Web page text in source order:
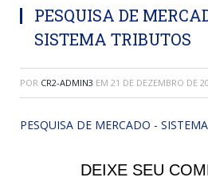
PESQUISA DE
SISTEMA TRIBUTOS
POR CR2-ADMIN3 EM 21 DE DEZEMBRO DE
PESQUISA DE MERCADO -
DEIXE SEU